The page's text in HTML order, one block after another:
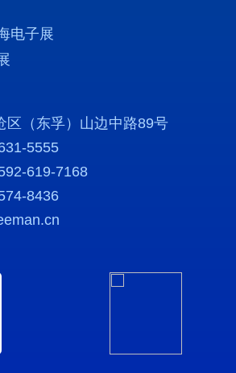
电子展
区（东孚）山边中路89号
5555
619-7168
8436